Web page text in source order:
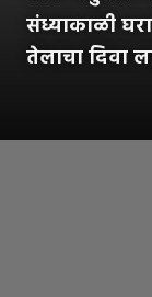
संध्याकाळी
तेलाचा दिवा